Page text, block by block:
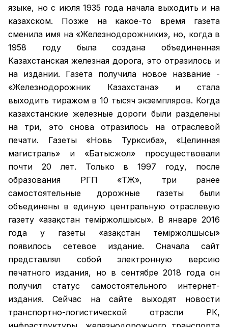
языке, но с июля 1935 года начала выходить и на
казахском. Позже на какое-то время газета
сменила имя на «Железнодорожники», но, когда в
1958 году была создана объединенная
Казахстанская железная дорога, это отразилось и
на издании. Газета получила новое название -
«Железнодорожник Казахстана» и стала
выходить тиражом в 10 тысяч экземпляров. Когда
казахстанские железные дороги были разделены
на три, это снова отразилось на отраслевой
печати. Газеты «Новь Турксиба», «Целинная
магистраль» и «Батысжол» просуществовали
почти 20 лет. Только в 1997 году, после
образования РГП «ҚТЖ», три ранее
самостоятельные дорожные газеты были
объединены в единую центральную отраслевую
газету «Қазақстан темiржолшысы». В январе 2016
года у газеты «Қазақстан теміржолшысы»
появилось сетевое издание. Сначала сайт
представлял собой электронную версию
печатного издания, но в сентябре 2018 года он
получил статус самостоятельного интернет-
издания. Сейчас на сайте выходят новости
транспортно-логистической отрасли РК,